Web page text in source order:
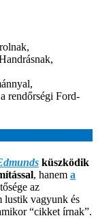
rendőrségi Ford-
küszködik
, hanem a
az
lustik vagyunk és
“cikket írnak”.